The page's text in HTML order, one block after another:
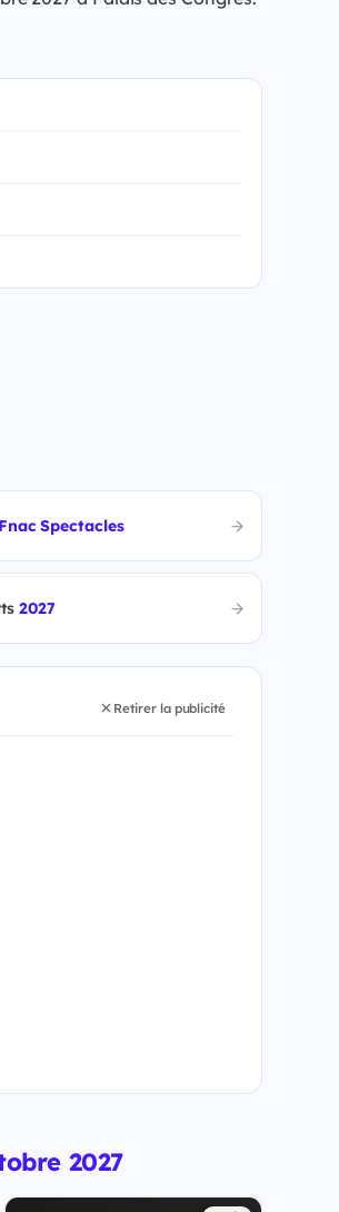
Fnac Spectacles
2027
Retirer la publicité
2027